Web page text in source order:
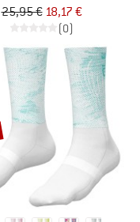
25,95 € 18,17 €
(0)